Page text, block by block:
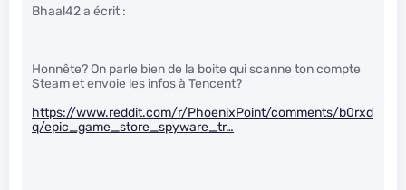
Bhaal42 a écrit :
Honnête? On parle bien de la boite qui scanne ton compte
Steam et envoie les infos à Tencent?
https://www.reddit.com/r/PhoenixPoint/comments/b0rxd
q/epic_game_store_spyware_tr…